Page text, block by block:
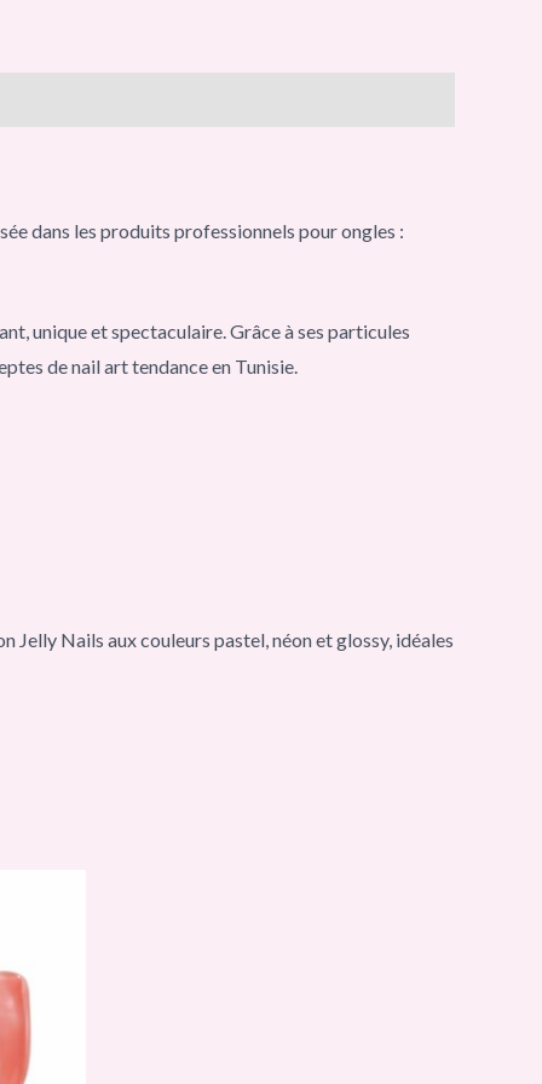
dans les produits professionnels pour ongles :
unique et spectaculaire. Grâce à ses particules
de nail art tendance en Tunisie.
Nails aux couleurs pastel, néon et glossy, idéales